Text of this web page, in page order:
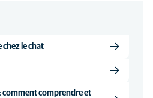
le chat
comment comprendre et